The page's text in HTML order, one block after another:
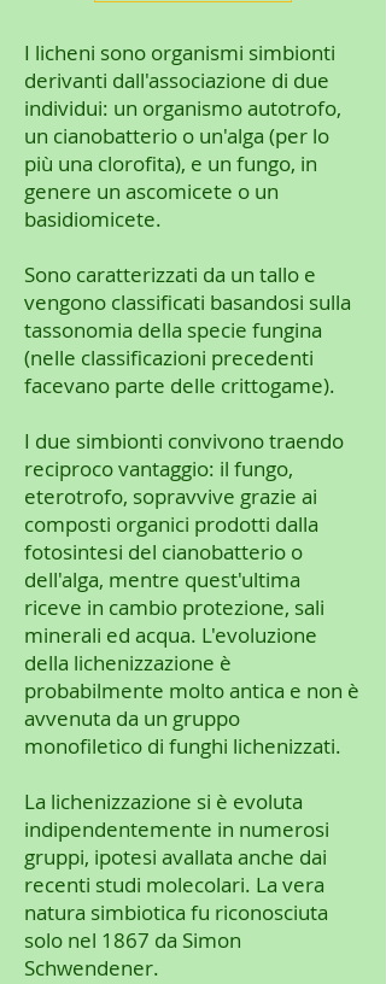
I licheni sono organismi simbionti
derivanti dall'associazione di due
individui: un organismo autotrofo,
un cianobatterio o un'alga (per lo
più una clorofita), e un fungo, in
genere un ascomicete o un
basidiomicete.
Sono caratterizzati da un tallo e
vengono classificati basandosi sulla
tassonomia della specie fungina
(nelle classificazioni precedenti
facevano parte delle crittogame).
I due simbionti convivono traendo
reciproco vantaggio: il fungo,
eterotrofo, sopravvive grazie ai
composti organici prodotti dalla
fotosintesi del cianobatterio o
dell'alga, mentre quest'ultima
riceve in cambio protezione, sali
minerali ed acqua. L'evoluzione
della lichenizzazione è
probabilmente molto antica e non è
avvenuta da un gruppo
monofiletico di funghi lichenizzati.
La lichenizzazione si è evoluta
indipendentemente in numerosi
gruppi, ipotesi avallata anche dai
recenti studi molecolari. La vera
natura simbiotica fu riconosciuta
solo nel 1867 da Simon
Schwendener.